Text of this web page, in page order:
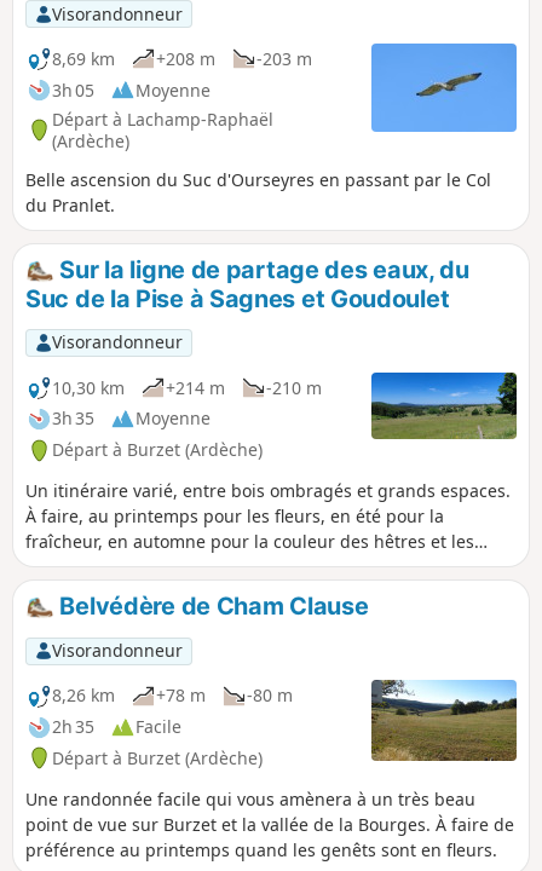
Visorandonneur
8,69 km
+208 m
-203 m
3h 05
Moyenne
Départ à Lachamp-Raphaël
(Ardèche)
Belle ascension du Suc d'Ourseyres en passant par le Col
du Pranlet.
Sur la ligne de partage des eaux, du
Suc de la Pise à Sagnes et Goudoulet
Visorandonneur
10,30 km
+214 m
-210 m
3h 35
Moyenne
Départ à Burzet (Ardèche)
Un itinéraire varié, entre bois ombragés et grands espaces.
À faire, au printemps pour les fleurs, en été pour la
fraîcheur, en automne pour la couleur des hêtres et les
champignons. Chemins faciles et balisés, presque tout le
long, mais attention, un gué au niveau de La Cabanette
peut être délicat à franchir, s'il y a beaucoup d'eau.
Belvédère de Cham Clause
Visorandonneur
8,26 km
+78 m
-80 m
2h 35
Facile
Départ à Burzet (Ardèche)
Une randonnée facile qui vous amènera à un très beau
point de vue sur Burzet et la vallée de la Bourges. À faire de
préférence au printemps quand les genêts sont en fleurs.